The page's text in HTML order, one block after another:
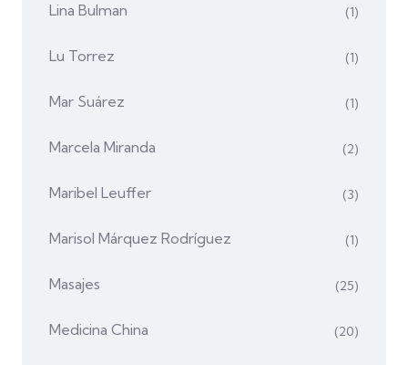
Lina Bulman (1)
Lu Torrez (1)
Mar Suárez (1)
Marcela Miranda (2)
Maribel Leuffer (3)
Marisol Márquez Rodríguez (1)
Masajes (25)
Medicina China (20)